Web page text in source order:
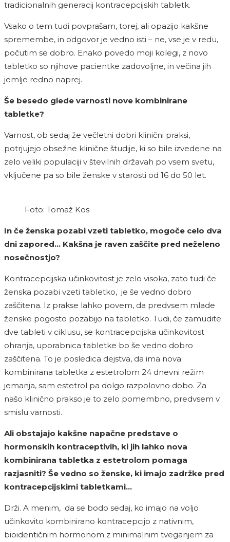
tradicionalnih generacij kontracepcijskih tabletk.
Vsako o tem tudi povprašam, torej, ali opazijo kakšne
spremembe, in odgovor je vedno isti – ne, vse je v redu,
počutim se dobro. Enako povedo moji kolegi, z novo
tabletko so njihove pacientke zadovoljne, in večina jih
jemlje redno naprej.
Še besedo glede varnosti nove kombinirane
tabletke?
Varnost, ob sedaj že večletni dobri klinični praksi,
potrjujejo obsežne klinične študije, ki so bile izvedene na
zelo veliki populaciji v številnih državah po vsem svetu,
vključene pa so bile ženske v starosti od 16 do 50 let.
Foto: Tomaž Kos
In če ženska pozabi vzeti tabletko, mogoče celo dva
dni zapored… Kakšna je raven zaščite pred neželeno
nosečnostjo?
Kontracepcijska učinkovitost je zelo visoka, zato tudi če
ženska pozabi vzeti tabletko, je še vedno dobro
zaščitena. Iz prakse lahko povem, da predvsem mlade
ženske pogosto pozabijo na tabletko. Tudi, če zamudite
dve tableti v ciklusu, se kontracepcijska učinkovitost
ohranja, uporabnica tabletke bo še vedno dobro
zaščitena. To je posledica dejstva, da ima nova
kombinirana tabletka z estetrolom 24 dnevni režim
jemanja, sam estetrol pa dolgo razpolovno dobo. Za
našo klinično prakso je to zelo pomembno, predvsem v
smislu varnosti.
Ali obstajajo kakšne napačne predstave o
hormonskih kontraceptivih, ki jih lahko nova
kombinirana tabletka z estetrolom pomaga
razjasniti? Še vedno so ženske, ki imajo zadržke pred
kontracepcijskimi tabletkami…
Drži. A menim, da se bodo sedaj, ko imajo na voljo
učinkovito kombinirano kontracepcijo z nativnim,
bioidentičnim hormonom z minimalnim tveganjem za